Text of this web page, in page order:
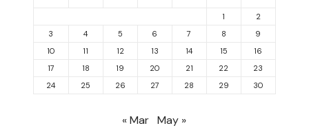
1
2
3
4 5 6 7 8
9
10
11 12 13 14 15
16
17
18 19 20 21 22
23
24
25 26 27 28 29 30
« Mar May »